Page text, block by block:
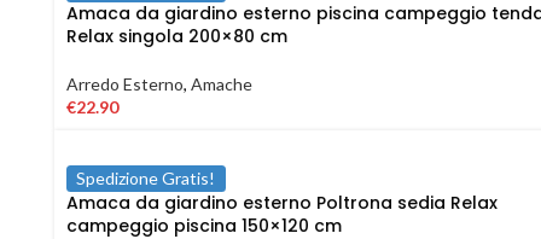
Amaca da giardino esterno piscina campeggio
Relax singola 200×80 cm
Arredo Esterno, Amache
€22.90
Spedizione Gratis!
Amaca da giardino esterno Poltrona sedia Relax
campeggio piscina 150×120 cm